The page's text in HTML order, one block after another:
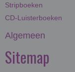
Stripboeken
CD-Luisterboeken
Algemeen
Sitemap